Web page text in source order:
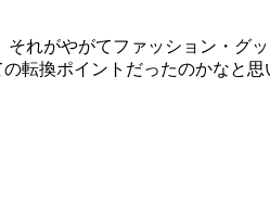
れがやがてファッション・グ
転換ポイントだったのかなと思